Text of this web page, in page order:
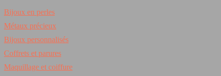
Bijoux en perles
Métaux précieux
Bijoux personnalisés
Coffrets et parures
Maquillage et coiffure